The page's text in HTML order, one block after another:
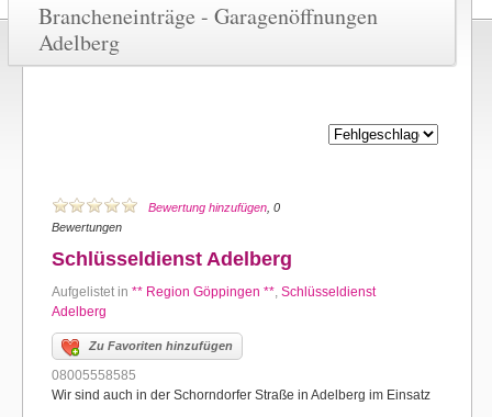
Brancheneinträge - Garagenöffnungen
Adelberg
Bewertung hinzufügen , 0
Bewertungen
Schlüsseldienst Adelberg
Aufgelistet in ** Region Göppingen **, Schlüsseldienst
Adelberg
Zu Favoriten hinzufügen
08005558585
Wir sind auch in der Schorndorfer Straße in Adelberg im Einsatz